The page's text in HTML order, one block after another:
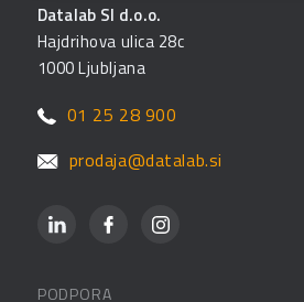
Datalab SI d.o.o.
Hajdrihova ulica 28c
1000 Ljubljana
01 25 28 900
prodaja@datalab.si
PODPORA